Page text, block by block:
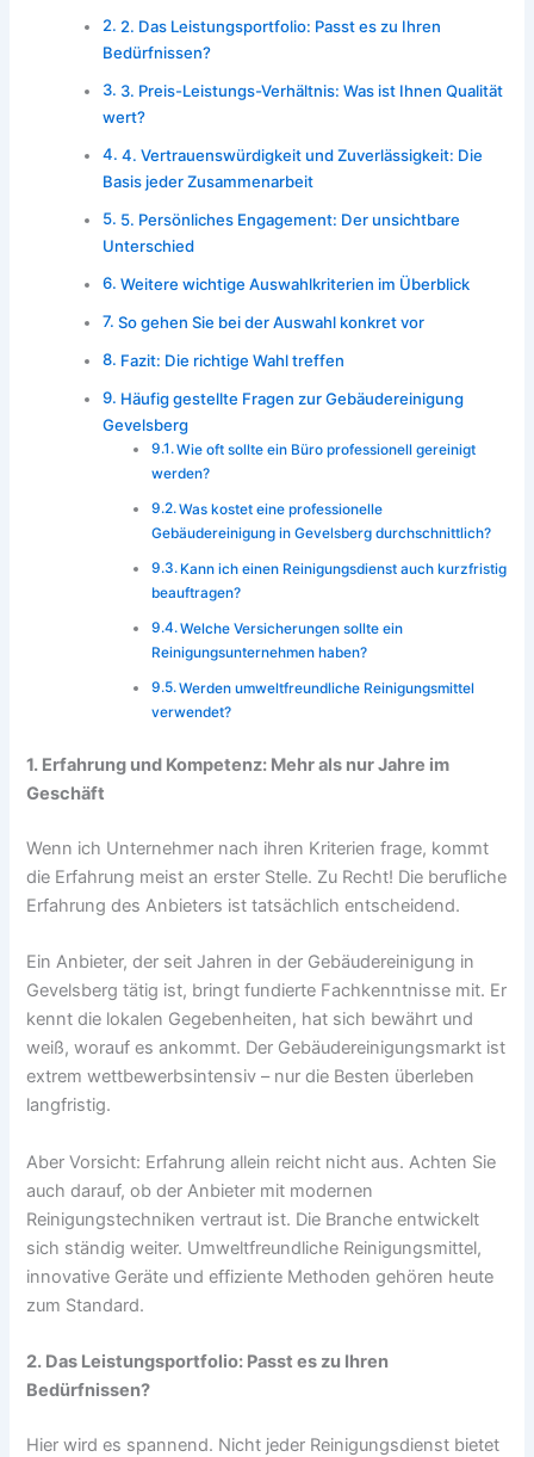
2. Das Leistungsportfolio: Passt es zu Ihren
Bedürfnissen?
3. Preis-Leistungs-Verhältnis: Was ist Ihnen Qualität
wert?
4. Vertrauenswürdigkeit und Zuverlässigkeit: Die
Basis jeder Zusammenarbeit
5. Persönliches Engagement: Der unsichtbare
Unterschied
Weitere wichtige Auswahlkriterien im Überblick
So gehen Sie bei der Auswahl konkret vor
Fazit: Die richtige Wahl treffen
Häufig gestellte Fragen zur Gebäudereinigung
Gevelsberg
Wie oft sollte ein Büro professionell gereinigt
werden?
Was kostet eine professionelle
Gebäudereinigung in Gevelsberg durchschnittlich?
Kann ich einen Reinigungsdienst auch kurzfristig
beauftragen?
Welche Versicherungen sollte ein
Reinigungsunternehmen haben?
Werden umweltfreundliche Reinigungsmittel
verwendet?
1. Erfahrung und Kompetenz: Mehr als nur Jahre im
Geschäft
Wenn ich Unternehmer nach ihren Kriterien frage, kommt
die Erfahrung meist an erster Stelle. Zu Recht! Die berufliche
Erfahrung des Anbieters ist tatsächlich entscheidend.
Ein Anbieter, der seit Jahren in der Gebäudereinigung in
Gevelsberg tätig ist, bringt fundierte Fachkenntnisse mit. Er
kennt die lokalen Gegebenheiten, hat sich bewährt und
weiß, worauf es ankommt. Der Gebäudereinigungsmarkt ist
extrem wettbewerbsintensiv – nur die Besten überleben
langfristig.
Aber Vorsicht: Erfahrung allein reicht nicht aus. Achten Sie
auch darauf, ob der Anbieter mit modernen
Reinigungstechniken vertraut ist. Die Branche entwickelt
sich ständig weiter. Umweltfreundliche Reinigungsmittel,
innovative Geräte und effiziente Methoden gehören heute
zum Standard.
2. Das Leistungsportfolio: Passt es zu Ihren
Bedürfnissen?
Hier wird es spannend. Nicht jeder Reinigungsdienst bietet